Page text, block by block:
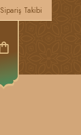
Sipariş Takibi